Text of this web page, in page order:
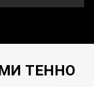
ТЕННО